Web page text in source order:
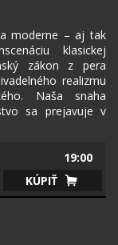
sa na stretnutie
na oficiálnej
moderne – aj tak
klasickej
zákon z pera
realizmu
Naša snaha
sa prejavuje v
na doskách vám
i satiru, emócie,
bolo kedysi a v
si vládu
19:00
KÚPIŤ